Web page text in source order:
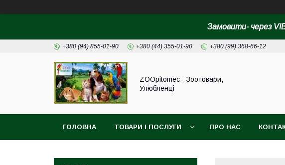
Замовити- через
+380 (94) 855-01-90 +380 (44) 355-01-90 +380 (99) 368-66-12
ZOOpitomec - Зоотовари,
Улюбленці
ГОЛОВНА ТОВАРИ І ПОСЛУГИ ПРО НАС